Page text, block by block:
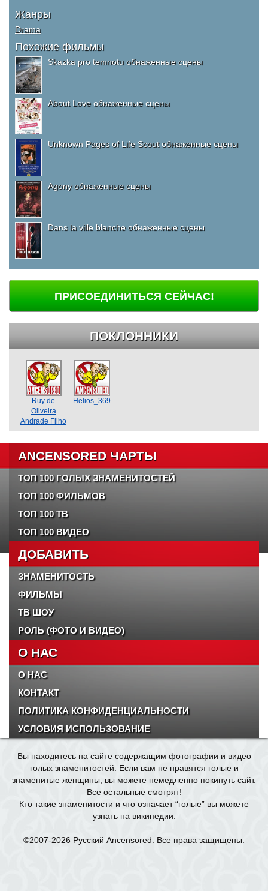
Жанры
Drama
Похожие фильмы
Skazka pro temnotu обнаженные сцены
About Love обнаженные сцены
Unknown Pages of Life Scout обнаженные сцены
Agony обнаженные сцены
Dans la ville blanche обнаженные сцены
ПРИСОЕДИНИТЬСЯ СЕЙЧАС!
ПОКЛОННИКИ
Ruy de
Oliveira
Andrade Filho
Helios_369
ANCENSORED ЧАРТЫ
ТОП 100 ГОЛЫХ ЗНАМЕНИТОСТЕЙ
ТОП 100 ФИЛЬМОВ
ТОП 100 ТВ
ТОП 100 ВИДЕО
ДОБАВИТЬ
ЗНАМЕНИТОСТЬ
ФИЛЬМЫ
ТВ ШОУ
РОЛЬ (ФОТО И ВИДЕО)
О НАС
О НАС
КОНТАКТ
ПОЛИТИКА КОНФИДЕНЦИАЛЬНОСТИ
УСЛОВИЯ ИСПОЛЬЗОВАНИЕ
Вы находитесь на сайте содержащим фотографии и видео
голых знаменитостей. Если вам не нравятся голые и
знаменитые женщины, вы можете немедленно покинуть сайт.
Все остальные смотрят!
Кто такие знаменитости и что означает “голые” вы можете
узнать на википедии.
©2007-2026 Русский Ancensored. Все права защищены.